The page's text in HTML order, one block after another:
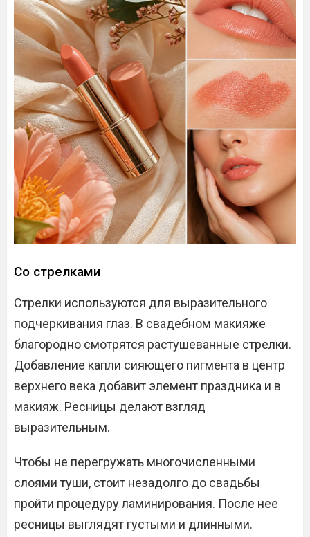
Со стрелками
Стрелки используются для выразительного
подчеркивания глаз. В свадебном макияже
благородно смотрятся растушеванные стрелки.
Добавление капли сияющего пигмента в центр
верхнего века добавит элемент праздника и в
макияж. Ресницы делают взгляд
выразительным.
Чтобы не перегружать многочисленными
слоями туши, стоит незадолго до свадьбы
пройти процедуру ламинирования. После нее
ресницы выглядят густыми и длинными.